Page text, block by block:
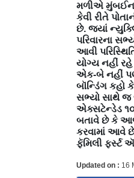
મળીએ
કેવી રીતે
છે. જ્યાં
પરિવારના
આવી
યોગ્ય નહીં
એક-બે નહીં
બૉન્ડિંગ કહો
સભ્યો સાથે જ
એક્સટેન્ડેડ
બતાવે છે કે
કરવામાં આવે
ફૅમિલી ફર્સ્ટ
Updated on : 16